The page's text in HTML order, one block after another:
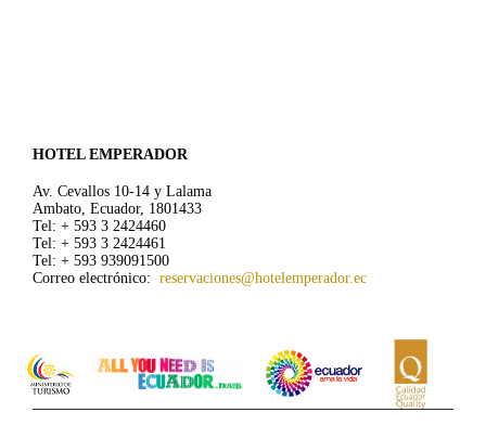
HOTEL EMPERADOR
Av. Cevallos 10-14 y Lalama
Ambato, Ecuador, 1801433
Tel: + 593 3 2424460
Tel: + 593 3 2424461
Tel: + 593 939091500
Correo electrónico: reservaciones@hotelemperador.ec